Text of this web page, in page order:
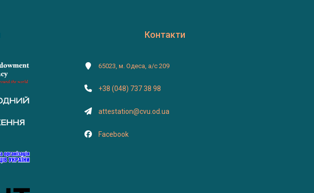
Контакти
65023, м. Одеса, а/с 209
+38 (048) 737 38 98
attestation@cvu.od.ua
Facebook